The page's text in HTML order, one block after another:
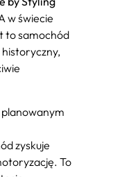
w świecie
to samochód
historyczny,
planowanym
zyskuje
To